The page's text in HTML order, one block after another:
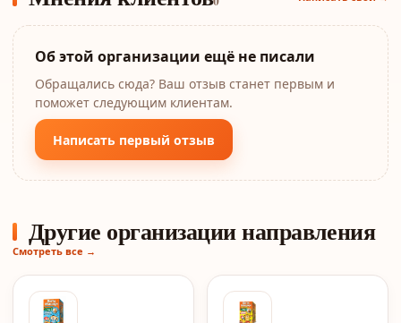
Об этой организации ещё не писали
Обращались сюда? Ваш отзыв станет первым и
поможет следующим клиентам.
Написать первый отзыв
Другие организации направления
Смотреть все →